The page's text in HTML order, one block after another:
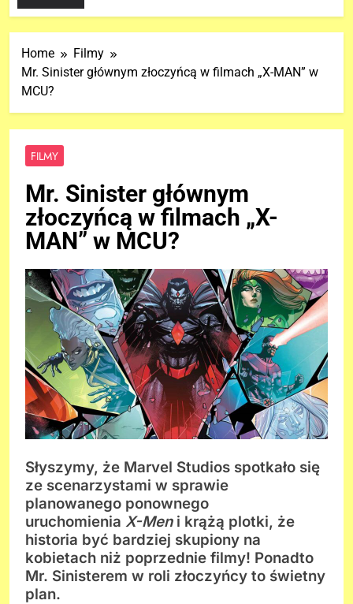
Home
Filmy
Mr. Sinister głównym złoczyńcą w filmach „X-MAN” w
MCU?
FILMY
Mr. Sinister głównym
złoczyńcą w filmach „X-
MAN” w MCU?
Słyszymy, że Marvel Studios spotkało się
ze scenarzystami w sprawie
planowanego ponownego
uruchomienia X-Meni krążą plotki, że
historia być bardziej skupiony na
kobietach niż poprzednie filmy! Ponadto
Mr. Sinisterem w roli złoczyńcy to świetny
plan.